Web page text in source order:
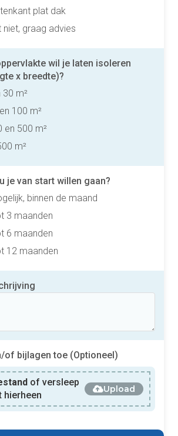
plat dak
niet, graag advies
wil je laten isoleren
x breedte)?
30 m²
100 m²
en 500 m²
m²
je van start willen gaan?
binnen de maand
3 maanden
6 maanden
12 maanden
of bijlagen toe (Optioneel)
of versleep
hierheen
Upload